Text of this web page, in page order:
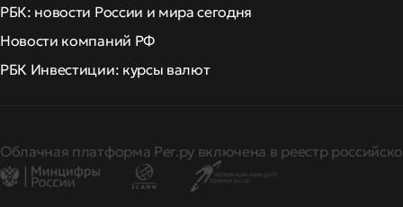
РБК: новости России и мира сегодня
Новости компаний РФ
РБК Инвестиции: курсы валют
Облачная платформа Рег.ру включена в реестр